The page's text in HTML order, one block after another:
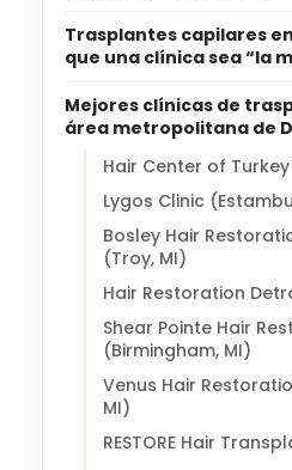
Trasplantes capilares
que una clínica sea “la
Mejores clínicas de
área metropolitana de
Hair Center of
Lygos Clinic
Bosley Hair
(Troy, MI)
Hair Restoration
Shear Pointe Hair
(Birmingham, MI)
Venus Hair
MI)
RESTORE Hair